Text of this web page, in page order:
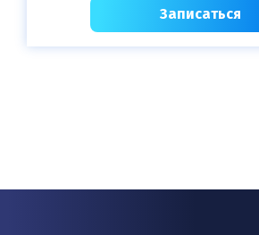
Записаться